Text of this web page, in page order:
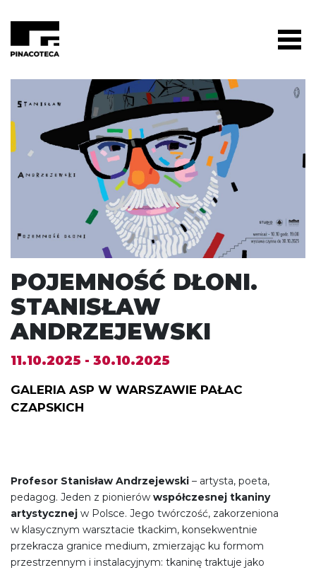
POJEMNOŚĆ DŁONI.
STANISŁAW
ANDRZEJEWSKI
11.10.2025 - 30.10.2025
GALERIA ASP W WARSZAWIE PAŁAC
CZAPSKICH
Profesor Stanisław Andrzejewski – artysta, poeta,
pedagog. Jeden z pionierów współczesnej tkaniny
artystycznej w Polsce. Jego twórczość, zakorzeniona
w klasycznym warsztacie tkackim, konsekwentnie
przekracza granice medium, zmierzając ku formom
przestrzennym i instalacyjnym: tkaninę traktuje jako